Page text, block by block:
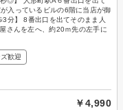
入っているビルの6階に当店が御
分】 8番出口を出てそのまま人
さんを左へ、約20ｍ先の左手に
歓迎
￥4,990